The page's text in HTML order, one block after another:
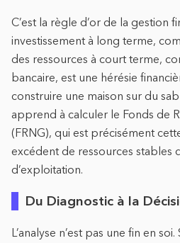
C’est la règle d’or de la gestion
investissement à long terme,
des ressources à court terme,
bancaire, est une hérésie
construire une maison sur du
apprend à calculer le Fonds de
(FRNG), qui est précisément
excédent de ressources stables
d’exploitation.
Du Diagnostic à la
L’analyse n’est pas une fin en